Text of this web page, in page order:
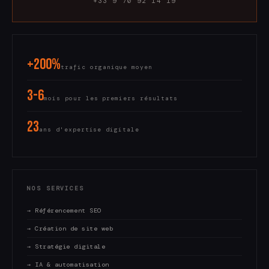
+200%trafic organique moyen
3-6mois pour les premiers résultats
23ans d'expertise digitale
NOS SERVICES
→ Référencement SEO
→ Création de site web
→ Stratégie digitale
→ IA & automatisation